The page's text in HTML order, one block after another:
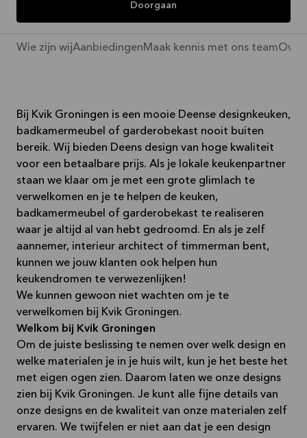
Doorgaan
Wie zijn wijAanbiedingen Maak kennis met ons teamOver
Bij Kvik Groningen is een mooie Deense designkeuken,
badkamermeubel of garderobekast nooit buiten
bereik. Wij bieden Deens design van hoge kwaliteit
voor een betaalbare prijs. Als je lokale keukenpartner
staan we klaar om je met een grote glimlach te
verwelkomen en je te helpen de keuken,
badkamermeubel of garderobekast te realiseren
waar je altijd al van hebt gedroomd. En als je zelf
aannemer, interieur architect of timmerman bent,
kunnen we jouw klanten ook helpen hun
keukendromen te verwezenlijken!
We kunnen gewoon niet wachten om je te
verwelkomen bij Kvik Groningen.
Welkom bij Kvik Groningen
Om de juiste beslissing te nemen over welk design en
welke materialen je in je huis wilt, kun je het beste het
met eigen ogen zien. Daarom laten we onze designs
zien bij Kvik Groningen. Je kunt alle fijne details van
onze designs en de kwaliteit van onze materialen zelf
ervaren. We twijfelen er niet aan dat je een design